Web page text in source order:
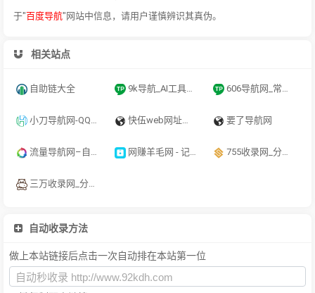
于"百度导航"网站中信息，请用户谨慎辨识其真伪。
相关站点
自助链大全 9k导航_AI工具导航_程序员资源大全_硬核科技网址导航 606导航网_常用网址大全_生活服务_让上网更顺溜
小刀导航网-QQ技术导航,学习技术和找AI资源网从小刀导航网开始！ 快伍web网址导航-网站推广-网站目录-seo优化-融兴云机 要了导航网
流量导航网–自动收录–最懂你的导航网站 网赚羊毛网 - 记得保存哦 755收录网_分类目录网_免费网站目录_网站收录_网址提交_免费收录网站
三万收录网_分类目录网_免费网站目录_网站收录_网址提交_免费收录网站
自动收录方法
做上本站链接后点击一次自动排在本站第一位